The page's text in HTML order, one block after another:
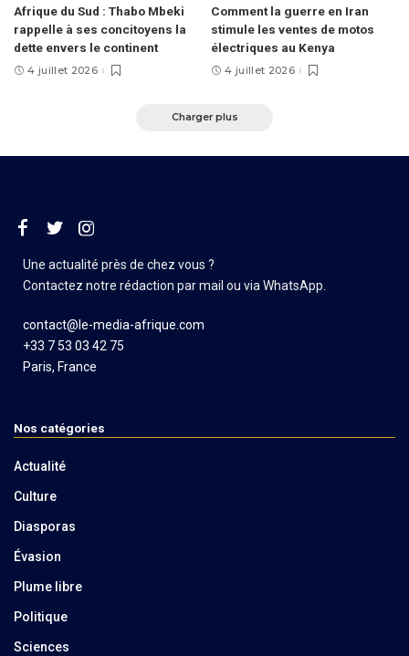
Afrique du Sud : Thabo Mbeki
rappelle à ses concitoyens la
dette envers le continent
4 juillet 2026
Comment la guerre en Iran
stimule les ventes de motos
électriques au Kenya
4 juillet 2026
Charger plus
Une actualité près de chez vous ?
Contactez notre rédaction par mail ou via WhatsApp.
contact@le-media-afrique.com
+33 7 53 03 42 75
Paris, France
Nos catégories
Actualité
Culture
Diasporas
Évasion
Plume libre
Politique
Sciences